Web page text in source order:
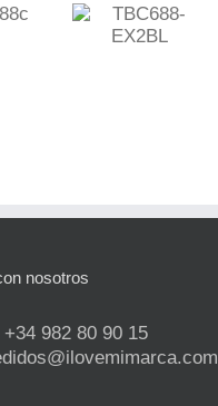
nosotros
+34 982 80 90 15